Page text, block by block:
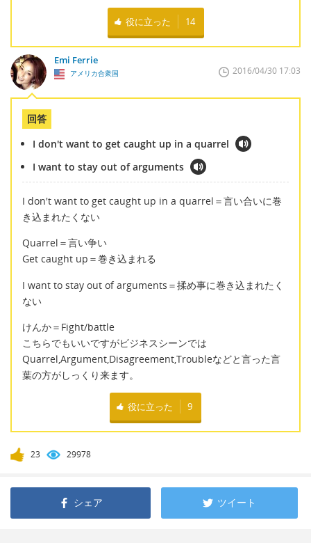
役に立った 14
Emi Ferrie
アメリカ合衆国 2016/04/30 17:03
回答
I don't want to get caught up in a quarrel
I want to stay out of arguments
I don't want to get caught up in a quarrel＝言い合いに巻
き込まれたくない
Quarrel＝言い争い
Get caught up＝巻き込まれる
I want to stay out of arguments＝揉め事に巻き込まれたく
ない
けんか＝Fight/battle
こちらでもいいですがビジネスシーンでは
Quarrel,Argument,Disagreement,Troubleなどと言った言
葉の方がしっくり来ます。
役に立った 9
23 29978
シェア ツイート